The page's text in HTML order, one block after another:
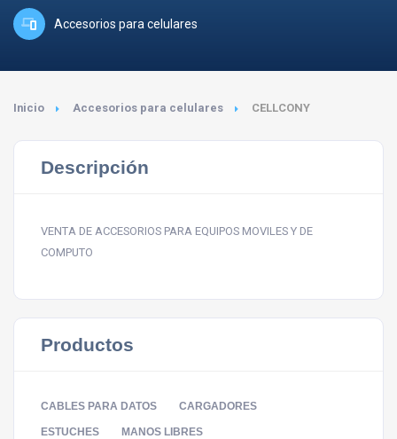
Accesorios para celulares
Inicio Accesorios para celulares CELLCONY
Descripción
VENTA DE ACCESORIOS PARA EQUIPOS MOVILES Y DE
COMPUTO
Productos
CABLES PARA DATOS CARGADORES
ESTUCHES MANOS LIBRES